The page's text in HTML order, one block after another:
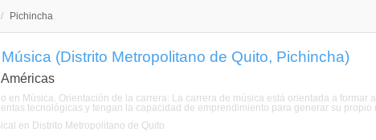
/ Pichincha
(Distrito Metropolitano de Quito, Pichincha)
en Música. Orientación de la carrera: La carrera de música está orientada a formar
tecnológicas y tengan la capacidad de emprendimiento para generar su propio
en Distrito Metropolitano de Quito